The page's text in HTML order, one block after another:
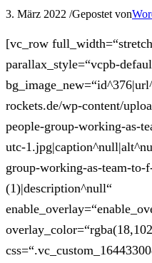
3. März 2022 /Gepostet von
[vc_row
parallax_style=“vcpb-
rockets.de/wp-content/
people-group-working-as-
utc-
group-working-as-team-to-
(1)|description^null“